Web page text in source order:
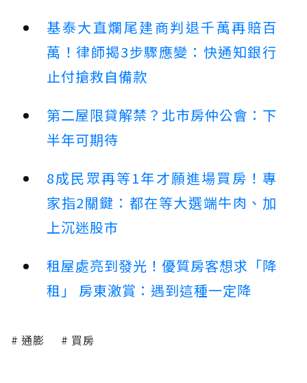
基泰大直爛尾建商判退千萬再賠百
萬！律師揭3步驟應變：快通知銀行
止付搶救自備款
第二屋限貸解禁？北市房仲公會：下
半年可期待
8成民眾再等1年才願進場買房！專
家指2關鍵：都在等大選端牛肉、加
上沉迷股市
租屋處亮到發光！優質房客想求「降
租」 房東激賞：遇到這種一定降
通膨 買房